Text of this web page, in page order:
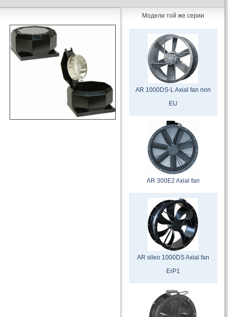
Модели той же серии
AR 1000DS-L Axial fan non
EU
AR 300E2 Axial fan
AR sileo 1000DS Axial fan
ErP1